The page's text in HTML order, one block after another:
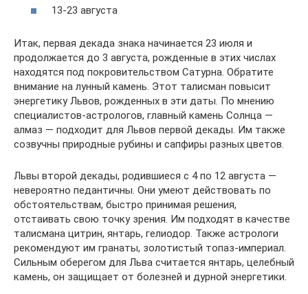
13-23 августа
Итак, первая декада знака начинается 23 июля и
продолжается до 3 августа, рожденные в этих числах
находятся под покровительством Сатурна. Обратите
внимание на лунный камень. Этот талисман повысит
энергетику Львов, рожденных в эти даты. По мнению
специалистов-астрологов, главный камень Солнца —
алмаз — подходит для Львов первой декады. Им также
созвучны природные рубины и сапфиры разных цветов.
Львы второй декады, родившиеся с 4 по 12 августа —
невероятно педантичны. Они умеют действовать по
обстоятельствам, быстро принимая решения,
отстаивать свою точку зрения. Им подходят в качестве
талисмана цитрин, янтарь, гелиодор. Также астрологи
рекомендуют им гранаты, золотистый топаз-империал.
Сильным оберегом для Льва считается янтарь, целебный
камень, он защищает от болезней и дурной энергетики.